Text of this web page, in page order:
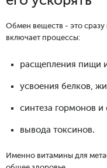
Обмен веществ - это сразу
включает процессы:
расщепления пищи
усвоения белков,
синтеза гормонов
вывода токсинов.
Именно витамины для